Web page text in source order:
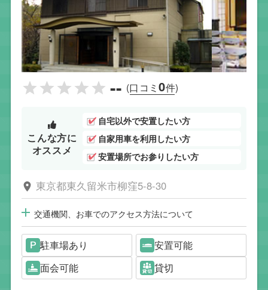
-- (口コミ0件)
こんな方に
オススメ
自宅以外で安置したい方
自家用車を利用したい方
安置場所でお参りしたい方
東京都東久留米市柳窪5-8-30
交通機関、お車でのアクセス方法について
駐車場あり
安置可能
面会可能
貸切